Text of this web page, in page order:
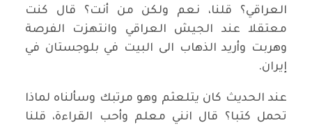
العراقي؟ قلنا، نعم ولكن من أنت؟ قال كنت
معتقلا عند الجيش العراقي وانتهزت الفرصة
وهربت وأريد الذهاب الى البيت في بلوجستان في
إيران.
عند الحديث كان يتلعثم وهو مرتبك وسألناه لماذا
تحمل كتبا؟ قال انني معلم وأحب القراءة، قلنا